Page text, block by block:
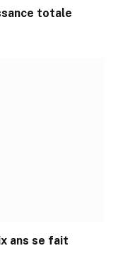
totale
ans se fait